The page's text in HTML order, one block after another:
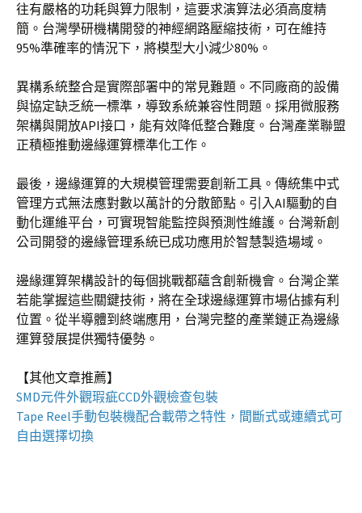
往有嚴格的功耗與算力限制，這要求演算法必須高度精
簡。台灣學研機構開發的神經網路壓縮技術，可在維持
95%準確率的情況下，將模型大小減少80%。
異構系統整合是實際部署中的常見難題。不同廠商的設備
與協定缺乏統一標準，導致系統兼容性問題。採用微服務
架構與開放API接口，能有效降低整合難度。台灣產業聯盟
正積極推動邊緣運算標準化工作。
最後，邊緣運算的大規模管理需要創新工具。傳統集中式
管理方式無法應對數以萬計的分散節點。引入AI驅動的自
動化運維平台，可實現智能監控與預測性維護。台灣新創
公司開發的邊緣管理系統已成功應用於智慧製造場域。
邊緣運算架構設計的每個挑戰都蘊含創新機會。台灣企業
若能掌握這些關鍵技術，將在全球邊緣運算市場佔據有利
位置。從半導體到終端應用，台灣完整的產業鏈正為邊緣
運算發展提供獨特優勢。
【其他文章推薦】
SMD元件外觀瑕疵CCD外觀檢查包裝
Tape Reel手動包裝機配合載帶之特性，間斷式或連續式可
自由選擇切換